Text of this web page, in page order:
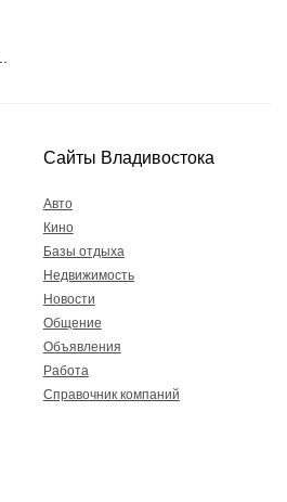
Сайты Владивостока
Авто
Кино
Базы отдыха
Недвижимость
Новости
Общение
Объявления
Работа
Справочник компаний